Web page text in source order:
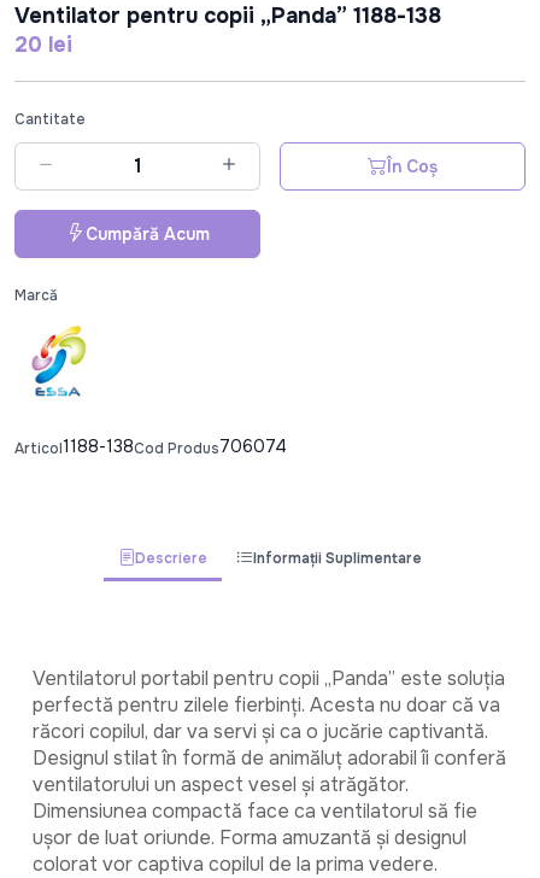
Ventilator pentru copii „Panda” 1188-138
20 lei
Cantitate
În Coș
Cumpără Acum
Marcă
Articol1188-138Cod Produs706074
Descriere Informații Suplimentare
Ventilatorul portabil pentru copii „Panda” este soluția
perfectă pentru zilele fierbinți. Acesta nu doar că va
răcori copilul, dar va servi și ca o jucărie captivantă.
Designul stilat în formă de animăluț adorabil îi conferă
ventilatorului un aspect vesel și atrăgător.
Dimensiunea compactă face ca ventilatorul să fie
ușor de luat oriunde. Forma amuzantă și designul
colorat vor captiva copilul de la prima vedere.